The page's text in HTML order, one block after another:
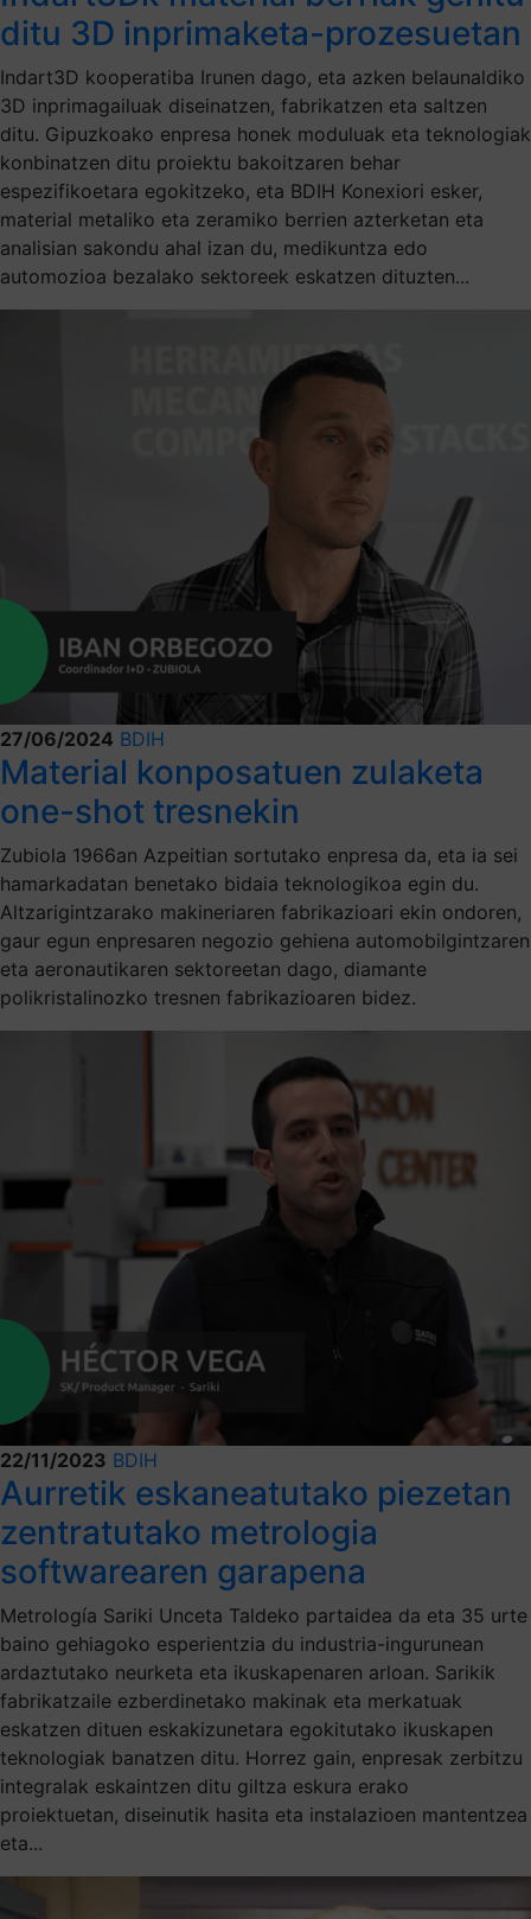
ditu 3D inprimaketa-prozesuetan
Indart3D kooperatiba Irunen dago, eta azken belaunaldiko
3D inprimagailuak diseinatzen, fabrikatzen eta saltzen
ditu. Gipuzkoako enpresa honek moduluak eta teknologiak
konbinatzen ditu proiektu bakoitzaren behar
espezifikoetara egokitzeko, eta BDIH Konexiori esker,
material metaliko eta zeramiko berrien azterketan eta
analisian sakondu ahal izan du, medikuntza edo
automozioa bezalako sektoreek eskatzen dituzten...
27/06/2024 BDIH
Material konposatuen zulaketa
one-shot tresnekin
Zubiola 1966an Azpeitian sortutako enpresa da, eta ia sei
hamarkadatan benetako bidaia teknologikoa egin du.
Altzarigintzarako makineriaren fabrikazioari ekin ondoren,
gaur egun enpresaren negozio gehiena automobilgintzaren
eta aeronautikaren sektoreetan dago, diamante
polikristalinozko tresnen fabrikazioaren bidez.
22/11/2023 BDIH
Aurretik eskaneatutako piezetan
zentratutako metrologia
softwarearen garapena
Metrología Sariki Unceta Taldeko partaidea da eta 35 urte
baino gehiagoko esperientzia du industria-ingurunean
ardaztutako neurketa eta ikuskapenaren arloan. Sarikik
fabrikatzaile ezberdinetako makinak eta merkatuak
eskatzen dituen eskakizunetara egokitutako ikuskapen
teknologiak banatzen ditu. Horrez gain, enpresak zerbitzu
integralak eskaintzen ditu giltza eskura erako
proiektuetan, diseinutik hasita eta instalazioen mantentzea
eta...